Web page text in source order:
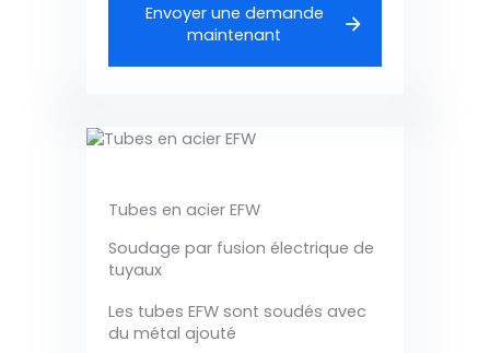
Envoyer une demande
maintenant
Tubes en acier EFW
Soudage par fusion électrique de
tuyaux
Les tubes EFW sont soudés avec
du métal ajouté